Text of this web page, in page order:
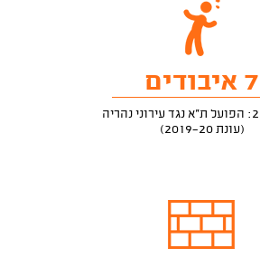
7 איבודים
(עונת 2019-20)